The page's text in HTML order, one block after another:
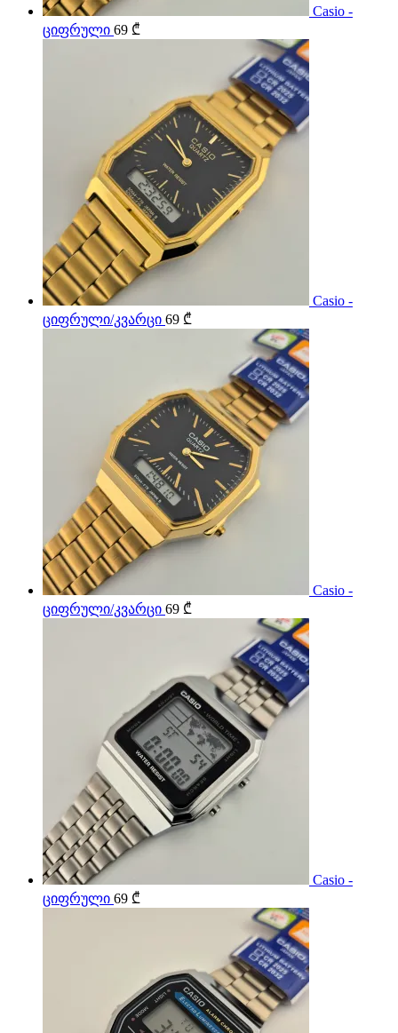
Casio -
ციფრული 69 ₾
Casio -
ციფრული/კვარცი 69 ₾
Casio -
ციფრული/კვარცი 69 ₾
Casio -
ციფრული 69 ₾